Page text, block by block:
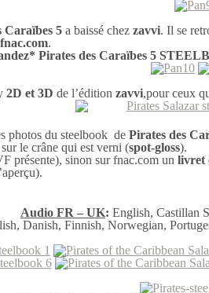
Caraïbes 5 a baissé chez zavvi. Il se
.
Pirates des Caraïbes 5
2D et 3D de l’édition zavvi,pour ceux
photos du steelbook de Pirates des
sur le crâne qui est verni (spot-gloss).
présente), sinon sur fnac.com un livret
Audio FR – UK: English, Castillan
Danish, Finnish, Norwegian,